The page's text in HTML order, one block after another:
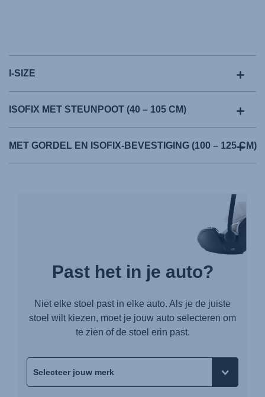
I-SIZE
ISOFIX MET STEUNPOOT (40 – 105 CM)
MET GORDEL EN ISOFIX-BEVESTIGING (100 – 125 CM)
Past het in je auto?
Niet elke stoel past in elke auto. Als je de juiste
stoel wilt kiezen, moet je jouw auto selecteren om
te zien of de stoel erin past.